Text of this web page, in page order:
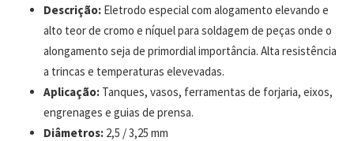
Descrição: Eletrodo especial com alogamento elevando e
alto teor de cromo e níquel para soldagem de peças onde o
alongamento seja de primordial importância. Alta resistência
a trincas e temperaturas elevevadas.
Aplicação: Tanques, vasos, ferramentas de forjaria, eixos,
engrenages e guias de prensa.
Diâmetros: 2,5 / 3,25 mm